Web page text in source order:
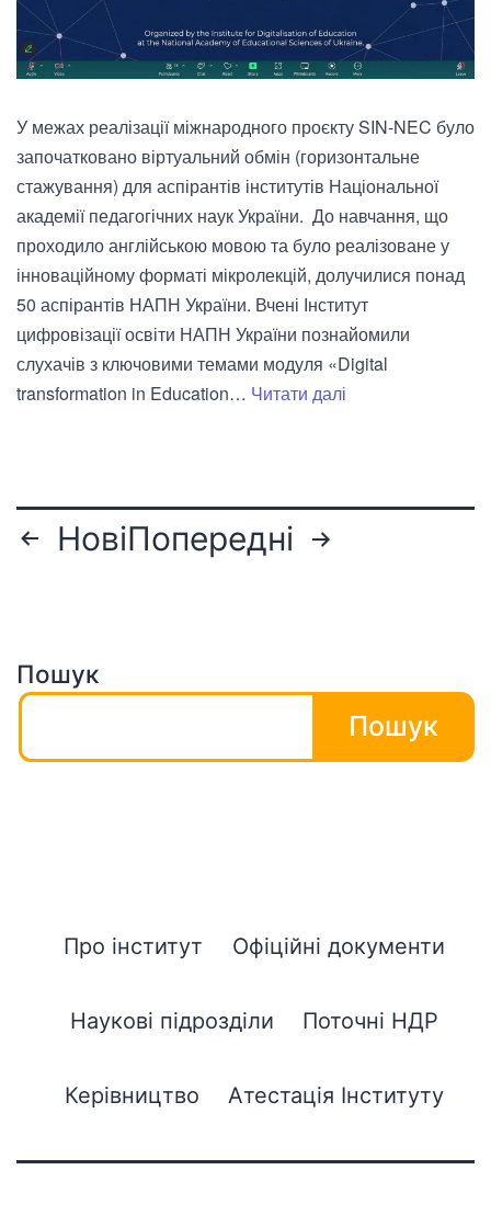
У межах реалізації міжнародного проєкту SIN-NEC було
започатковано віртуальний обмін (горизонтальне
стажування) для аспірантів інститутів Національної
академії педагогічних наук України. До навчання, що
проходило англійською мовою та було реалізоване у
інноваційному форматі мікролекцій, долучилися понад
50 аспірантів НАПН України. Вчені Інститут
цифровізації освіти НАПН України познайомили
слухачів з ключовими темами модуля «Digital
transformation in Education… Читати далі
для
SIN-
NEC)
Пагінація
НовіПопередні
Пошук
Пошук
Про інститут Офіційні документи
Наукові підрозділи Поточні НДР
Керівництво Атестація Інституту